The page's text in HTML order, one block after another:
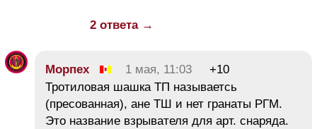
2 ответа →
Морпех 1 мая, 11:03
+10
Тротиловая шашка ТП называетсь
(пресованная), ане ТШ и нет гранаты РГМ.
Это название взрывателя для арт. снаряда.